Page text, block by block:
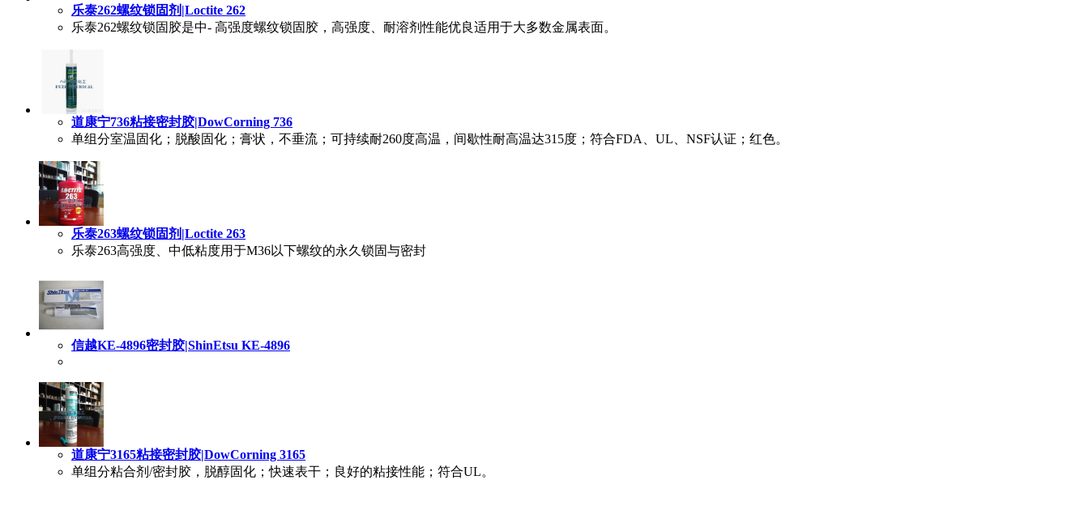
乐泰262螺纹锁固剂|Loctite 262
乐泰262螺纹锁固胶是中- 高强度螺纹锁固胶，高强度、耐溶剂性能优良适用于大多数金属表面。
道康宁736粘接密封胶|DowCorning 736
单组分室温固化；脱酸固化；膏状，不垂流；可持续耐260度高温，间歇性耐高温达315度；符合FDA、UL、NSF认证；红色。
乐泰263螺纹锁固剂|Loctite 263
乐泰263高强度、中低粘度用于M36以下螺纹的永久锁固与密封
信越KE-4896密封胶|ShinEtsu KE-4896
道康宁3165粘接密封胶|DowCorning 3165
单组分粘合剂/密封胶，脱醇固化；快速表干；良好的粘接性能；符合UL。